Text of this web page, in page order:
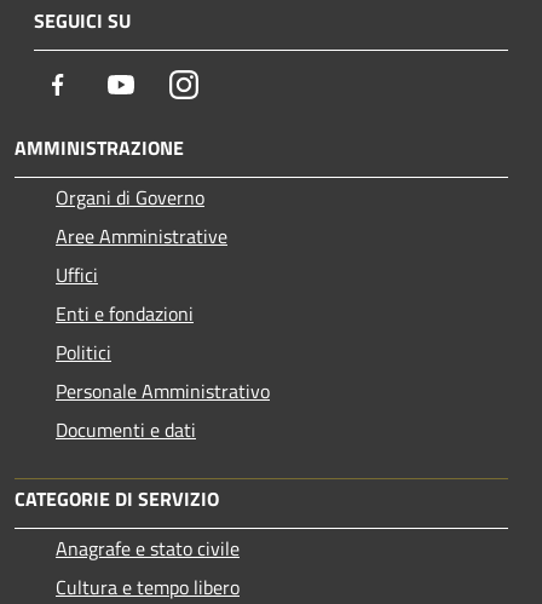
SEGUICI SU
Facebook YoutubeInstagram
AMMINISTRAZIONE
Organi di Governo
Aree Amministrative
Uffici
Enti e fondazioni
Politici
Personale Amministrativo
Documenti e dati
CATEGORIE DI SERVIZIO
Anagrafe e stato civile
Cultura e tempo libero